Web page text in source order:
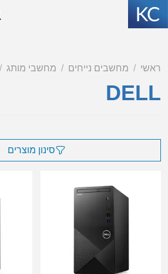
ראשי מחשבים נייחים מחשבי מותג
DELL
סינון מוצרים